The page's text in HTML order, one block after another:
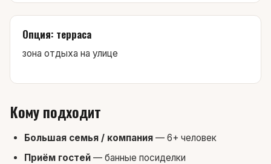
Опция: терраса
зона отдыха на улице
Кому подходит
Большая семья / компания — 6+ человек
Приём гостей — банные посиделки